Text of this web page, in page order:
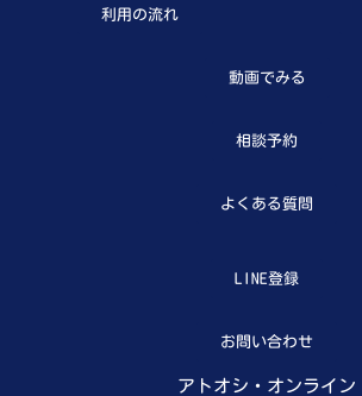
利用の流れ
動画でみる
相談予約
よくある質問
LINE登録
お問い合わせ
アトオシ・オンライン